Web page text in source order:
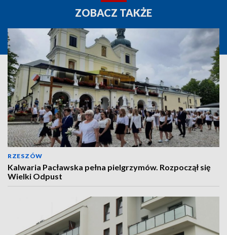
ZOBACZ TAKŻE
RZESZÓW
Kalwaria Pacławska pełna pielgrzymów. Rozpoczął się
Wielki Odpust